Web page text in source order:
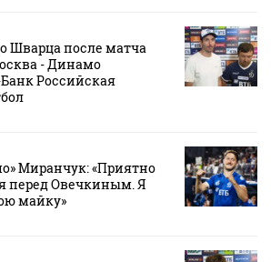
Шварца после матча
- Динамо
Российская
Миранчук: «Приятно
перед Овечкиным. Я
майку»